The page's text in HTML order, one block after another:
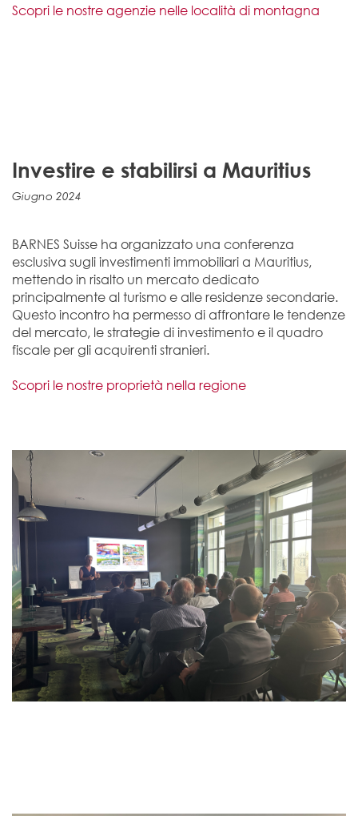
Scopri le nostre agenzie nelle località di montagna
Investire e stabilirsi a Mauritius
Giugno 2024
BARNES Suisse ha organizzato una conferenza
esclusiva sugli investimenti immobiliari a Mauritius,
mettendo in risalto un mercato dedicato
principalmente al turismo e alle residenze secondarie.
Questo incontro ha permesso di affrontare le tendenze
del mercato, le strategie di investimento e il quadro
fiscale per gli acquirenti stranieri.
Scopri le nostre proprietà nella regione